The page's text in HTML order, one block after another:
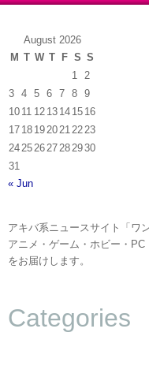
August 2026
M T W T F S S
1
2
3
4 5 6 7 8
9
10 11 12 13 14 15 16
17 18 19 20 21 22 23
24 25 26 27 28 2930
31
« Jun
アキバ系ニュースサイト「ワ
アニメ・ゲーム・ホビー・
をお届けします。
Categories